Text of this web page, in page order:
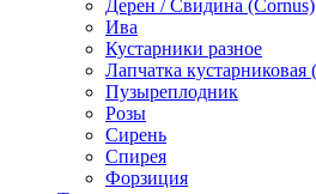
Дерен / Свидина (Cornus)
Ива
Кустарники разное
Лапчатка
Пузыреплодник
Розы
Сирень
Спирея
Форзиция